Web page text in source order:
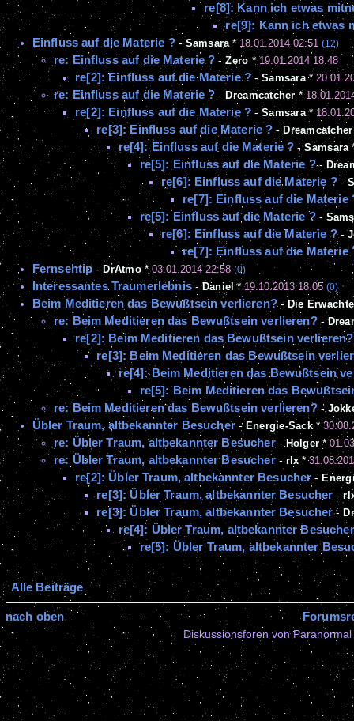
re[8]: Kann ich etwas
re[9]: Kann ich etwas
Einfluss auf die Materie ?-Samsara*18.01.2014 02:51 (12)
re: Einfluss auf die Materie ? -Zero* 19.01.2014 18:48
re[2]: Einfluss auf die Materie ? -Samsara*
re: Einfluss auf die Materie ? - Dreamcatcher *
re[2]: Einfluss auf die Materie ? -Samsara*
re[3]: Einfluss auf die Materie ? - Dreamcatcher
re[4]: Einfluss auf die Materie ? -Samsara
re[5]: Einfluss auf die Materie ?-
re[6]: Einfluss auf die Materie ?-
re[7]: Einfluss auf die Materie
re[5]: Einfluss auf die Materie ?-
re[6]: Einfluss auf die Materie ?-
re[7]: Einfluss auf die Materie
Fernsehtip - DrAtmo*03.01.2014 22:58 (0)
Interessantes Traumerlebnis-Daniel *19.10.2013 18:05 (0)
Beim Meditieren das Bewußtsein verlieren?- Die Erwachte
re: Beim Meditieren das Bewußtsein verlieren?-
re[2]: Beim Meditieren das Bewußtsein verlieren?
re[3]: Beim Meditieren das Bewußtsein
re[4]: Beim Meditieren das Bewußtsein
re[5]: Beim Meditieren das
re: Beim Meditieren das Bewußtsein verlieren?-
Übler Traum, altbekannter Besucher- Energie-Sack*
re: Übler Traum, altbekannter Besucher- Holger *
re: Übler Traum, altbekannter Besucher- rlx *
re[2]: Übler Traum, altbekannter Besucher -
re[3]: Übler Traum, altbekannter Besucher -
re[3]: Übler Traum, altbekannter Besucher-
re[4]: Übler Traum, altbekannter Besucher
re[5]: Übler Traum, altbekannter
Alle Beiträge
nach oben
Diskussionsforen von